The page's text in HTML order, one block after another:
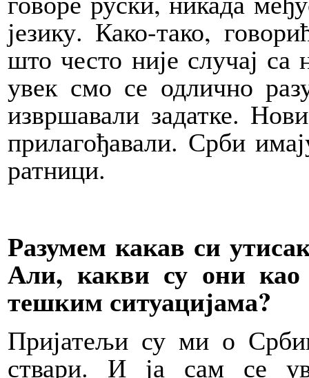
језику. Како-тако,
што често није случај
увек смо се одлично
извршавали задатке.
прилагођавали. Срби
ратници.
Разумем какав си
Али, какви су они
тешким ситуацијама?
Пријатељи су ми о
ствари. И ја сам се